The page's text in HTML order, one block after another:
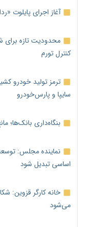
آغاز اجرای پایلوت
محدودیت تازه برای
کنترل تورم
سایپا و پارس‌خودرو
بنگاه‌داری بانک‌ها؛
نماینده مجلس:
اساسی تبدیل شود
خانه کارگر قزوین:
می‌شود